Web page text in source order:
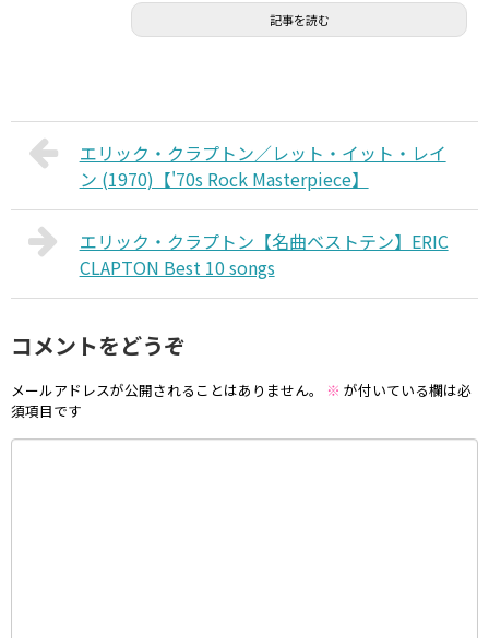
記事を読む
エリック・クラプトン／レット・イット・レイ
ン (1970)【'70s Rock Masterpiece】
エリック・クラプトン【名曲ベストテン】ERIC
CLAPTON Best 10 songs
コメントをどうぞ
メールアドレスが公開されることはありません。 ※ が付いている欄は必
須項目です